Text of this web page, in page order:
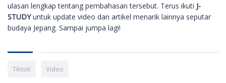
ulasan lengkap tentang pembahasan tersebut. Terus ikuti J-
STUDYuntuk update video dan artikel menarik lainnya seputar
budaya Jepang. Sampai jumpa lagi!
Tiktok Video